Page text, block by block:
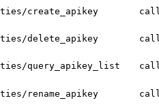
create_apikey
delete_apikey
query_apikey_list
rename_apikey